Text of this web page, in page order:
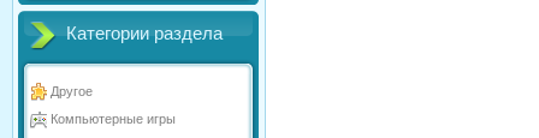
Категории раздела
Другое
Компьютерные игры